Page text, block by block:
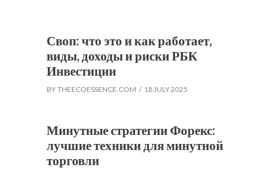
Своп: что это и как работает,
виды, доходы и риски РБК
Инвестиции
BY THEECOESSENCE.COM 18 JULY 2025
Минутные стратегии Форекс:
лучшие техники для минутной
торговли